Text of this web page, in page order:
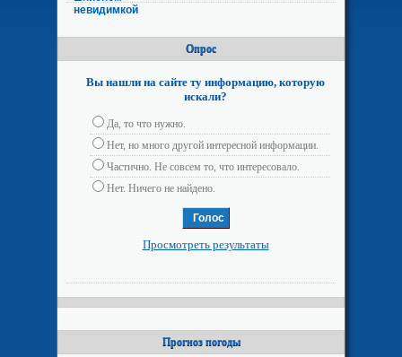
Опрос
Вы нашли на сайте ту информацию, которую
искали?
Да, то что нужно.
Нет, но много другой интересной информации.
Частично. Не совсем то, что интересовало.
Нет. Ничего не найдено.
Просмотреть результаты
Прогноз погоды